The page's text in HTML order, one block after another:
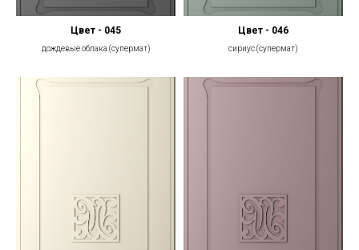
Цвет - 045
дождевые облака (супермат)
Цвет - 046
сириус (супермат)